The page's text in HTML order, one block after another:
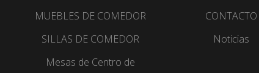
MUEBLES DE COMEDOR
SILLAS DE COMEDOR
Mesas de Centro de
CONTACTO
Noticias